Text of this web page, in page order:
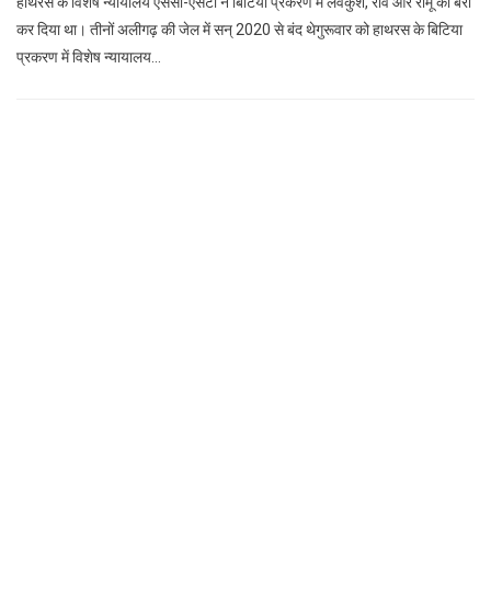
कर दिया था। तीनों अलीगढ़ की जेल में सन् 2020 से बंद थेगुरूवार को हाथरस के बिटिया
प्रकरण में विशेष न्यायालय…